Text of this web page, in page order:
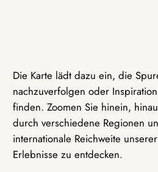
Die Karte lädt dazu ein, die
nachzuverfolgen oder
finden. Zoomen Sie hinein,
durch verschiedene Regionen
internationale Reichweite
Erlebnisse zu entdecken.